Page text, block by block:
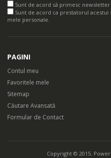
Sunt de acord să primesc
Sunt de acord ca prestatorul acestui
mele personale.
PAGINI
Contul meu
Favoritele mele
Sitemap
Căutare Avansată
Formular de Contact
Copyright © 2015.